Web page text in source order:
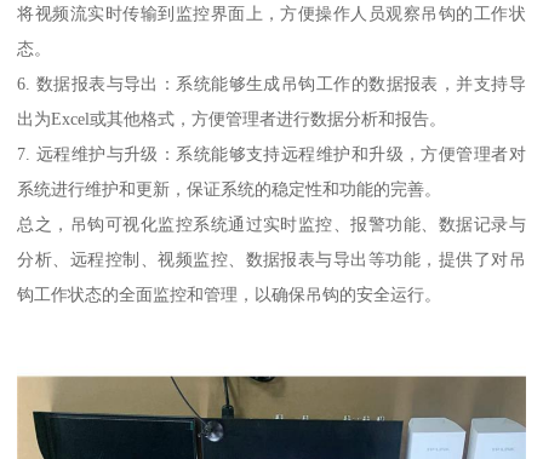
将视频流实时传输到监控界面上，方便操作人员观察吊钩的工作状
态。
6. 数据报表与导出：系统能够生成吊钩工作的数据报表，并支持导
出为Excel或其他格式，方便管理者进行数据分析和报告。
7. 远程维护与升级：系统能够支持远程维护和升级，方便管理者对
系统进行维护和更新，保证系统的稳定性和功能的完善。
总之，吊钩可视化监控系统通过实时监控、报警功能、数据记录与
分析、远程控制、视频监控、数据报表与导出等功能，提供了对吊
钩工作状态的全面监控和管理，以确保吊钩的安全运行。